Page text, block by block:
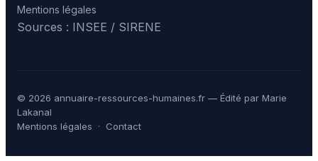
Mentions légales
Sources : INSEE / SIRENE
© 2026 annuaire-ressources-humaines.fr — Édité par Marie
Lakanal
Mentions légales · Contact